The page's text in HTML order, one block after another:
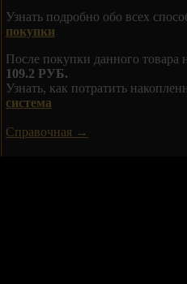
Узнать подробно обо всех
покупки
После покупки данного товара
109.2 РУБ.
Узнать, как потратить
система
Справочная →